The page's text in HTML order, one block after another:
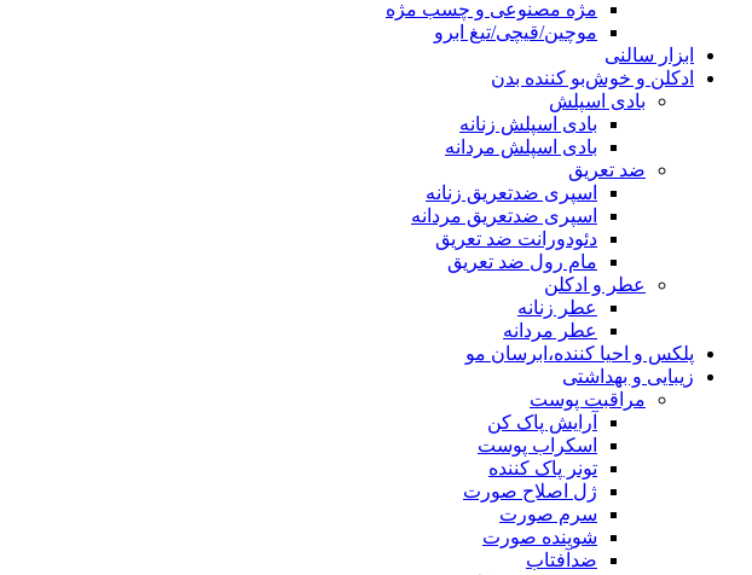
مژه مصنوعی و چسب مژه
موچین/قیچی/تیغ ابرو
ابزار سالنی
ادکلن و خوش‌بو کننده بدن
بادی اسپلش
بادی اسپلش زنانه
بادی اسپلش مردانه
ضد تعریق
اسپری ضدتعریق زنانه
اسپری ضدتعریق مردانه
دئودورانت ضد تعریق
مام رول ضد تعریق
عطر و ادکلن
عطر زنانه
عطر مردانه
پلکس و احیا کننده،ابرسان مو
زیبایی و بهداشتی
مراقبت پوست
آرایش پاک کن
اسکراب پوست
تونر پاک کننده
ژل اصلاح صورت
سرم صورت
شوینده صورت
ضدآفتاب